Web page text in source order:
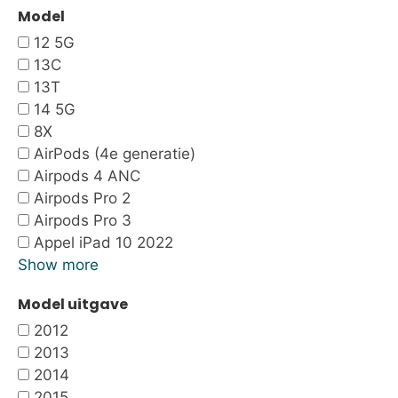
Model
12 5G
13C
13T
14 5G
8X
AirPods (4e generatie)
Airpods 4 ANC
Airpods Pro 2
Airpods Pro 3
Appel iPad 10 2022
Show more
Model uitgave
2012
2013
2014